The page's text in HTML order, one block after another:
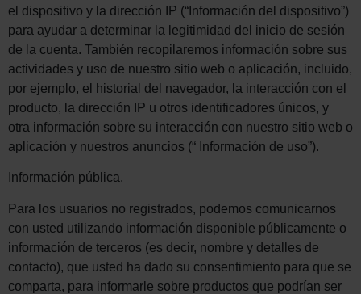
el dispositivo y la dirección IP (“Información del dispositivo”)
para ayudar a determinar la legitimidad del inicio de sesión
de la cuenta. También recopilaremos información sobre sus
actividades y uso de nuestro sitio web o aplicación, incluido,
por ejemplo, el historial del navegador, la interacción con el
producto, la dirección IP u otros identificadores únicos, y
otra información sobre su interacción con nuestro sitio web o
aplicación y nuestros anuncios (“ Información de uso”).
Información pública.
Para los usuarios no registrados, podemos comunicarnos
con usted utilizando información disponible públicamente o
información de terceros (es decir, nombre y detalles de
contacto), que usted ha dado su consentimiento para que se
comparta, para informarle sobre productos que podrían ser